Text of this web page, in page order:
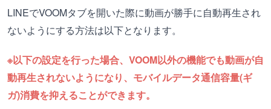
LINEでVOOMタブを開いた際に動画が勝手に自動再生され
ないようにする方法は以下となります。
※以下の設定を行った場合、VOOM以外の機能でも動画が自
動再生されないようになり、モバイルデータ通信容量(ギ
ガ)消費を抑えることができます。